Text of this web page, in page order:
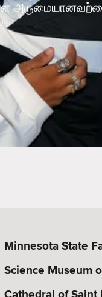
Minnesota State
Science Museum